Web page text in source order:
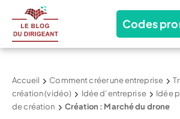
Codes
Accueil Comment créer une entreprise
création (vidéo)
Idée d’entreprise
Idée
de création
Création : Marché du drone